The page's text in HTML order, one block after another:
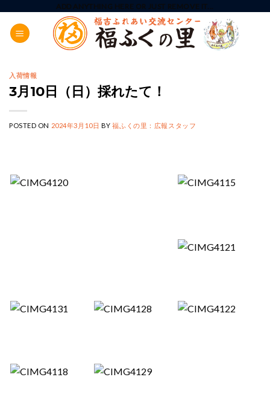
content
ADD ANYTHING HERE OR JUST REMOVE IT...
入荷情報
3月10日（日）採れたて！
POSTED ON 2024年3月10日 BY福ふくの里：広報スタッフ